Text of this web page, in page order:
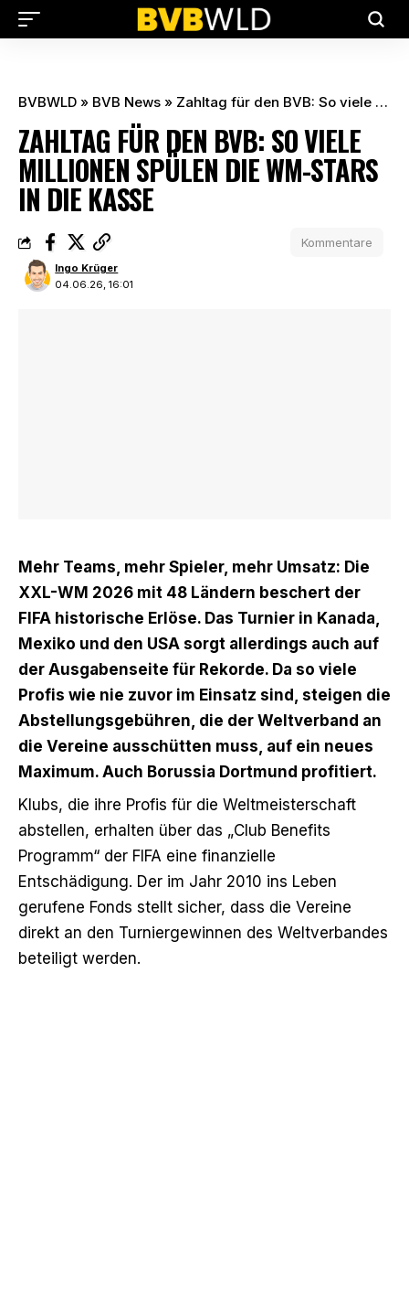
BVBWLD » BVB News » Zahltag für den BVB: So viele Millionen spülen die WM-Stars in die Kasse
ZAHLTAG FÜR DEN BVB: SO VIELE
MILLIONEN SPÜLEN DIE WM-STARS
IN DIE KASSE
04.06.26, 16:01
Ingo Krüger
Kommentare
Mehr Teams, mehr Spieler, mehr Umsatz: Die
XXL-WM 2026 mit 48 Ländern beschert der
FIFA historische Erlöse. Das Turnier in Kanada,
Mexiko und den USA sorgt allerdings auch auf
der Ausgabenseite für Rekorde. Da so viele
Profis wie nie zuvor im Einsatz sind, steigen die
Abstellungsgebühren, die der Weltverband an
die Vereine ausschütten muss, auf ein neues
Maximum. Auch Borussia Dortmund profitiert.
Klubs, die ihre Profis für die Weltmeisterschaft
abstellen, erhalten über das „Club Benefits
Programm“ der FIFA eine finanzielle
Entschädigung. Der im Jahr 2010 ins Leben
gerufene Fonds stellt sicher, dass die Vereine
direkt an den Turniergewinnen des Weltverbandes
beteiligt werden.